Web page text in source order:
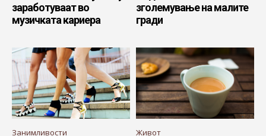
заработуваат во
музичката кариера
зголемување на малите
гради
Занимливости Живот